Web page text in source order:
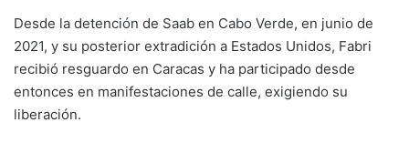
Desde la detención de Saab en Cabo Verde, en junio de
2021, y su posterior extradición a Estados Unidos, Fabri
recibió resguardo en Caracas y ha participado desde
entonces en manifestaciones de calle, exigiendo su
liberación.